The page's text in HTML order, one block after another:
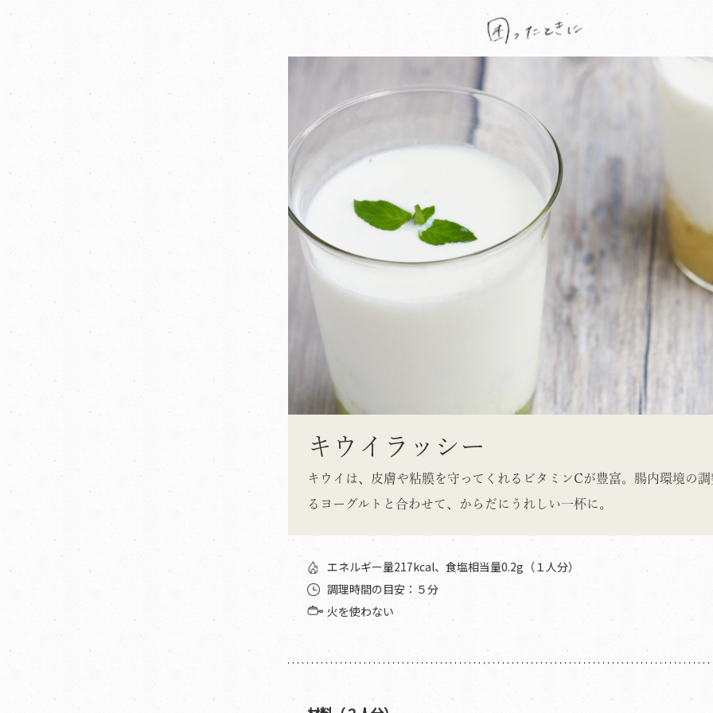
キウイラッシー
キウイは、皮膚や粘膜を守ってくれるビタミンCが豊富。腸内環境の
るヨーグルトと合わせて、からだにうれしい一杯に。
エネルギー量217kcal、食塩相当量0.2g（１人分）
調理時間の目安：５分
火を使わない